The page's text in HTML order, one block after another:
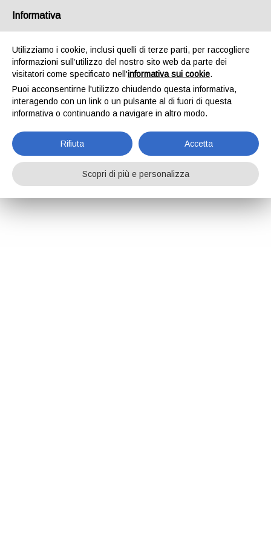
Informativa
Utilizziamo i cookie, inclusi quelli di terze parti, per raccogliere
informazioni sull’utilizzo del nostro sito web da parte dei
visitatori come specificato nell'informativa sui cookie.
Puoi acconsentirne l'utilizzo chiudendo questa informativa,
interagendo con un link o un pulsante al di fuori di questa
informativa o continuando a navigare in altro modo.
Rifiuta Accetta
Scopri di più e personalizza